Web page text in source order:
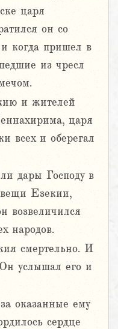
царя
он со
когда пришел в
из чресл
и жителей
царя
всех и оберегал
дары Господу в
Езекии,
возвеличился
народов.
смертельно. И
услышал его и
оказанные ему
сердце